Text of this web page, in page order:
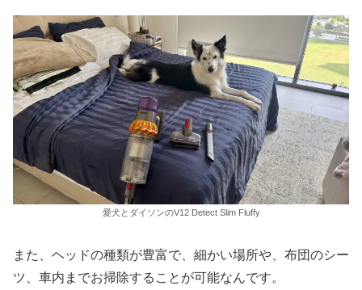
愛犬とダイソンのV12 Detect Slim Fluffy
また、ヘッドの種類が豊富で、細かい場所や、布団のシー
ツ、車内までお掃除することが可能なんです。